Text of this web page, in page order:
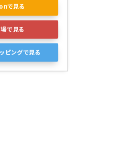
で見る
で見る
ピングで見る